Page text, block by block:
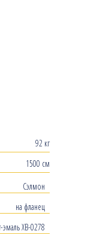
92 кг
1500 см
Сэлмон
на фланец
эмаль ХВ-0278